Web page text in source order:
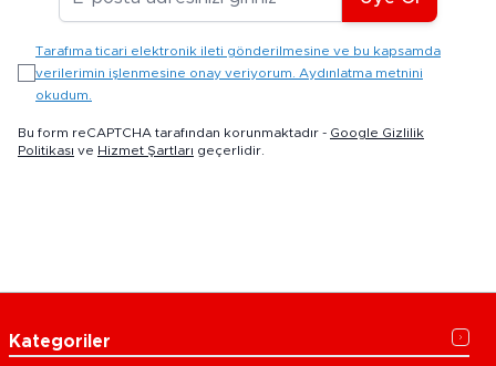
Tarafıma ticari elektronik ileti gönderilmesine ve bu kapsamda
verilerimin işlenmesine onay veriyorum. Aydınlatma metnini
okudum.
Bu form reCAPTCHA tarafından korunmaktadır - Google Gizlilik
Politikası ve Hizmet Şartları geçerlidir.
Kategoriler